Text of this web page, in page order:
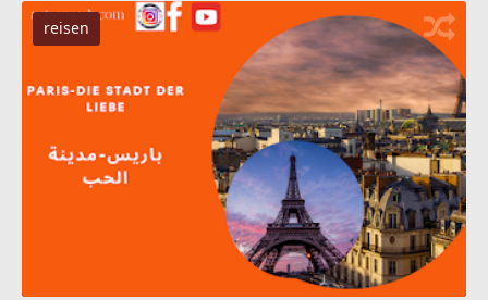
reisen
fj